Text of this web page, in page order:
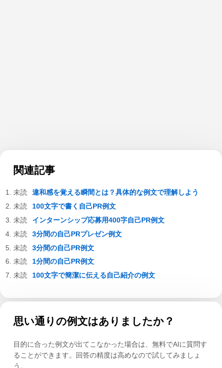
関連記事
違和感を覚える瞬間とは？具体的な例文で理解しよう
100文字で書く自己PR例文
インターンシップ応募用400字自己PR例文
3分間の自己PRプレゼン例文
3分間の自己PR例文
1分間の自己PR例文
100文字で簡潔に伝える自己紹介の例文
思い通りの例文はありましたか？
目的に合った例文が出てこなかった場合は、無料でAIに質問す
ることができます。回答の精度は高めなので試してみましょ
う。